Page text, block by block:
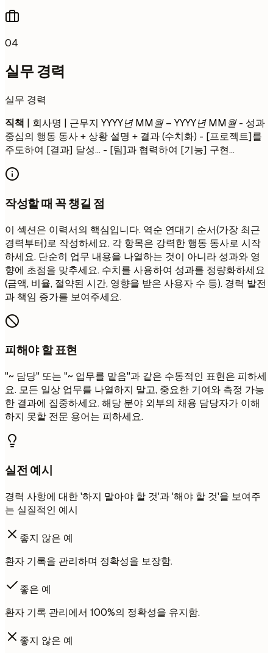
04
실무 경력
실무 경력
직책 | 회사명 | 근무지 YYYY년 MM월 – YYYY년 MM월- 성과
중심의 행동 동사 + 상황 설명 + 결과 (수치화) - [프로젝트]를
주도하여 [결과] 달성... - [팀]과 협력하여 [기능] 구현...
작성할 때 꼭 챙길 점
이 섹션은 이력서의 핵심입니다. 역순 연대기 순서(가장 최근
경력부터)로 작성하세요. 각 항목은 강력한 행동 동사로 시작
하세요. 단순히 업무 내용을 나열하는 것이 아니라 성과와 영
향에 초점을 맞추세요. 수치를 사용하여 성과를 정량화하세요
(금액, 비율, 절약된 시간, 영향을 받은 사용자 수 등). 경력 발전
과 책임 증가를 보여주세요.
피해야 할 표현
"~ 담당" 또는 "~ 업무를 맡음"과 같은 수동적인 표현은 피하세
요. 모든 일상 업무를 나열하지 말고, 중요한 기여와 측정 가능
한 결과에 집중하세요. 해당 분야 외부의 채용 담당자가 이해
하지 못할 전문 용어는 피하세요.
실전 예시
경력 사항에 대한 '하지 말아야 할 것'과 '해야 할 것'을 보여주
는 실질적인 예시
좋지 않은 예
환자 기록을 관리하며 정확성을 보장함.
좋은 예
환자 기록 관리에서 100%의 정확성을 유지함.
좋지 않은 예